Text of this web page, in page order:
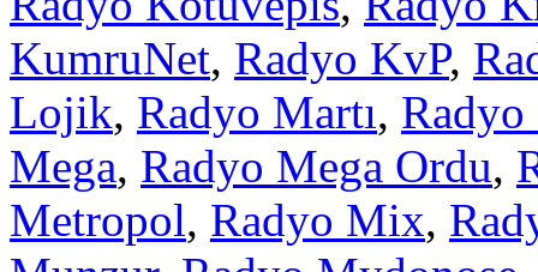
KumruNet, Radyo KvP,
Lojik, Radyo Martı, Radyo
Mega, Radyo Mega Ordu,
Metropol, Radyo Mix,